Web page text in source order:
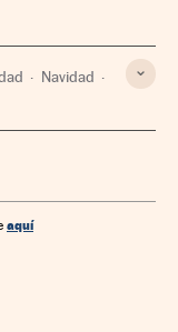
Navidad
aquí